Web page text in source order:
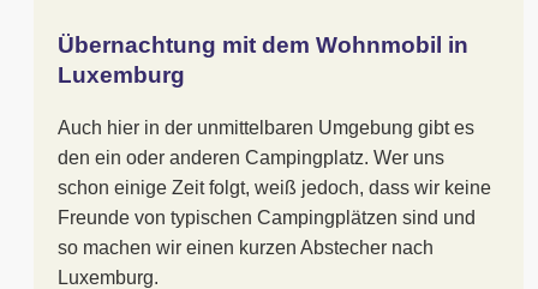
Übernachtung mit dem Wohnmobil in
Luxemburg
Auch hier in der unmittelbaren Umgebung gibt es
den ein oder anderen Campingplatz. Wer uns
schon einige Zeit folgt, weiß jedoch, dass wir keine
Freunde von typischen Campingplätzen sind und
so machen wir einen kurzen Abstecher nach
Luxemburg.